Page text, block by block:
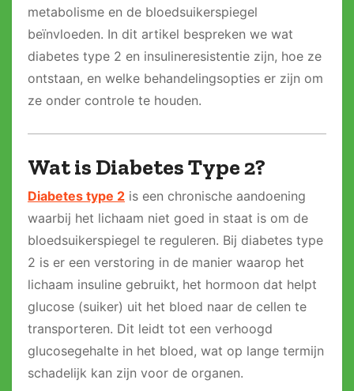
metabolisme en de bloedsuikerspiegel
beïnvloeden. In dit artikel bespreken we wat
diabetes type 2 en insulineresistentie zijn, hoe ze
ontstaan, en welke behandelingsopties er zijn om
ze onder controle te houden.
Wat is Diabetes Type 2?
Diabetes type 2 is een chronische aandoening
waarbij het lichaam niet goed in staat is om de
bloedsuikerspiegel te reguleren. Bij diabetes type
2 is er een verstoring in de manier waarop het
lichaam insuline gebruikt, het hormoon dat helpt
glucose (suiker) uit het bloed naar de cellen te
transporteren. Dit leidt tot een verhoogd
glucosegehalte in het bloed, wat op lange termijn
schadelijk kan zijn voor de organen.